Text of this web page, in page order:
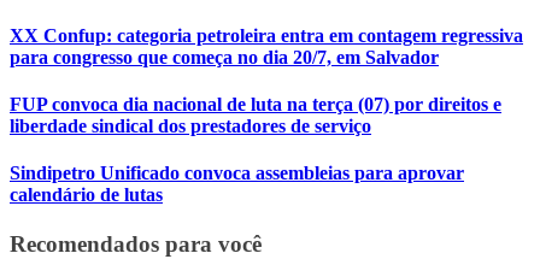
XX Confup: categoria petroleira entra em contagem regressiva
para congresso que começa no dia 20/7, em Salvador
FUP convoca dia nacional de luta na terça (07) por direitos e
liberdade sindical dos prestadores de serviço
Sindipetro Unificado convoca assembleias para aprovar
calendário de lutas
Recomendados para você